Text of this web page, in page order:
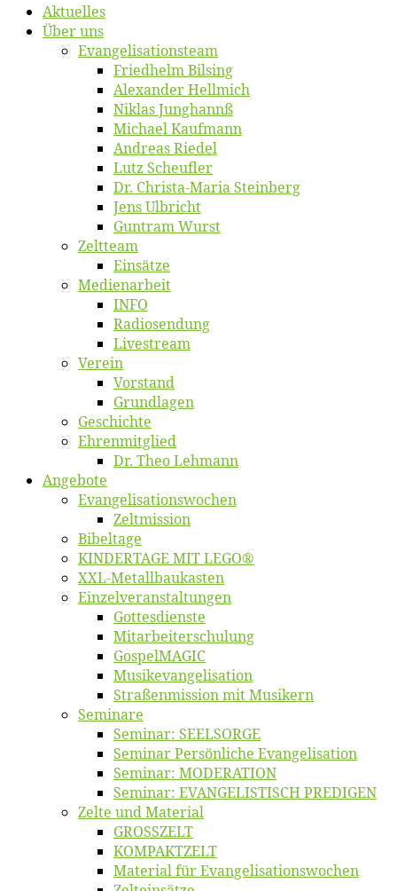
Ak­tu­el­les
Über uns
Evangelisa­tions­team
Fried­helm Bilsing
Alex­an­der Hellmich
Ni­klas Junghannß
Mi­cha­el Kaufmann
An­dre­as Riedel
Lutz Scheuf­ler
Dr. Chris­­ta-Ma­ria Steinberg
Jens Ulb­richt
Gun­tram Wurst
Zelt­team
Ein­sät­ze
Me­di­en­ar­beit
INFO
Ra­dio­sen­dung
Live­stream
Ver­ein
Vor­stand
Grund­la­gen
Ge­schich­te
Eh­ren­mit­glied
Dr. Theo Lehmann
An­ge­bo­te
Evangelisa­tions­wo­chen
Zelt­mis­si­on
Bi­bel­ta­ge
KINDERTAGE MIT LEGO®
XXL-Me­­tal­l­­bau­­kas­­ten
Einzelver­an­stal­tungen
Got­tes­diens­te
Mitarbeiter­schulung
Gos­pel­MA­GIC
Musikevan­ge­li­sa­tion
Straßenmis­sion mit Musikern
Se­mi­na­re
Se­mi­nar: SEELSORGE
Se­mi­nar Per­sön­li­che Evangelisation
Se­mi­nar: MODERATION
Se­mi­nar: EVANGELISTISCH PREDIGEN
Zel­te und Material
GROSSZELT
KOMPAKTZELT
Ma­te­ri­al für Evangelisationswochen